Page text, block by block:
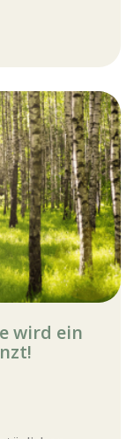
wird ein